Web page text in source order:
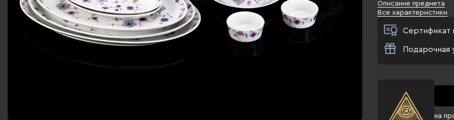
Описание предмета
Все характеристики
Сертификат
Подарочная
на